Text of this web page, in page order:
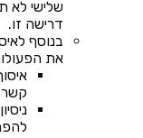
שלישי לא
דרישה זו.
בנוסף
את
קשר